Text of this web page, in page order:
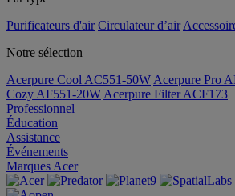
Purificateurs d'air Circulateur d’air
Notre sélection
Acerpure Cool AC551-50W Acerpure Pro
Cozy AF551-20W Acerpure Filter ACF173
Professionnel
Éducation
Assistance
Événements
Marques Acer